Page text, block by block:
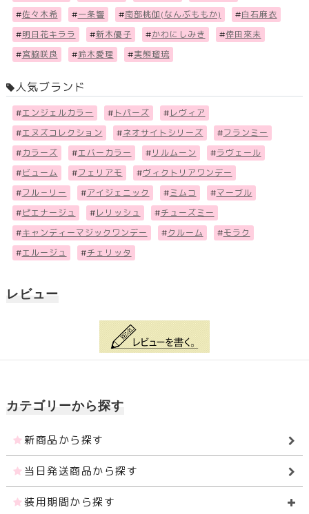
#佐々木希 #一条響 #南部桃伽(なんぶももか) #白石麻衣
#明日花キララ #新木優子 #かわにしみき #倖田來未
#宮脇咲良 #鈴木愛理 #実熊瑠琉
人気ブランド
#エンジェルカラー # トパーズ # レヴィア
#エヌズコレクション #ネオサイトシリーズ #フランミー
# カラーズ #エバーカラー # リルムーン #ラヴェール
# ビューム #フェリアモ #ヴィクトリアワンデー
#フル－リー #アイジェニック # ミムコ #マーブル
# ピエナージュ # レリッシュ #チューズミー
#キャンディーマジックワンデー #クルーム #モラク
#エルージュ #チェリッタ
レビュー
カテゴリーから探す
新商品から探す
当日発送商品から探す
装用期間から探す